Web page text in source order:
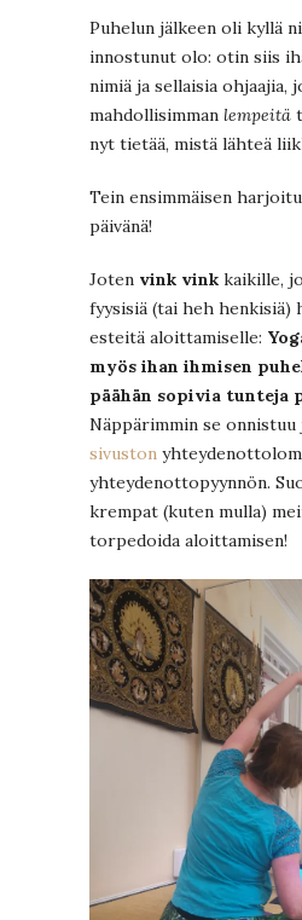
Puhelun jälkeen oli kyllä
innostunut olo: otin siis
nimiä ja sellaisia ohjaajia,
mahdollisimman lempeitä
nyt tietää, mistä lähteä
Tein ensimmäisen
päivänä!
Joten vink vink kaikille,
fyysisiä (tai heh henkisiä)
esteitä aloittamiselle:
myös ihan ihmisen
päähän sopivia tunteja
Näppärimmin se
sivuston
yhteydenottopyynnön.
krempat (kuten mulla)
torpedoida aloittamisen!